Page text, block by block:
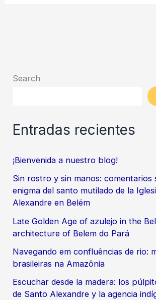
la
Search
Entradas recientes
¡Bienvenida a nuestro blog!
Sin rostro y sin manos: comentarios
enigma del santo mutilado de la
Alexandre en Belém
Late Golden Age of azulejo in the
architecture of Belem do Pará
Navegando em confluências de rio:
brasileiras na Amazônia
Escuchar desde la madera: los
de Santo Alexandre y la agencia